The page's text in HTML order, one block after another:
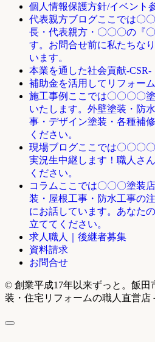
個人情報保護方針/イベント
代表親方ブログここでは〇
長・代表親方・〇〇〇の『
す。お問合せ前に私たちな
います。
本業を通した社会貢献-CSR-
補助金を活用してリフォー
施工事例 ここでは〇〇〇〇
いたします。外壁塗装・防
事・デザイン塗装・各種補
ください。
現場ブログここでは〇〇〇
実況生中継します！職人さ
ください。
コラム ここでは〇〇〇塗装
装・屋根工事・防水工事の
にお話しています。あなた
立ててください。
求人職人｜後継者募集
資料請求
お問合せ
© 創業平成17年以来ずっと。飯田
装・住宅リフォームの職人直営店